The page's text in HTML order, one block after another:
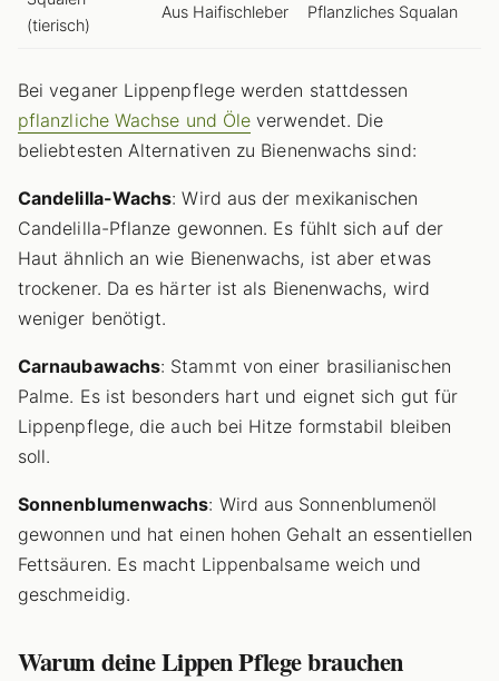
(tierisch)
Aus Haifischleber Pflanzliches Squalan
Bei veganer Lippenpflege werden stattdessen
pflanzliche Wachse und Öle verwendet. Die
beliebtesten Alternativen zu Bienenwachs sind:
Candelilla-Wachs: Wird aus der mexikanischen
Candelilla-Pflanze gewonnen. Es fühlt sich auf der
Haut ähnlich an wie Bienenwachs, ist aber etwas
trockener. Da es härter ist als Bienenwachs, wird
weniger benötigt.
Carnaubawachs: Stammt von einer brasilianischen
Palme. Es ist besonders hart und eignet sich gut für
Lippenpflege, die auch bei Hitze formstabil bleiben
soll.
Sonnenblumenwachs: Wird aus Sonnenblumenöl
gewonnen und hat einen hohen Gehalt an essentiellen
Fettsäuren. Es macht Lippenbalsame weich und
geschmeidig.
Warum deine Lippen Pflege brauchen